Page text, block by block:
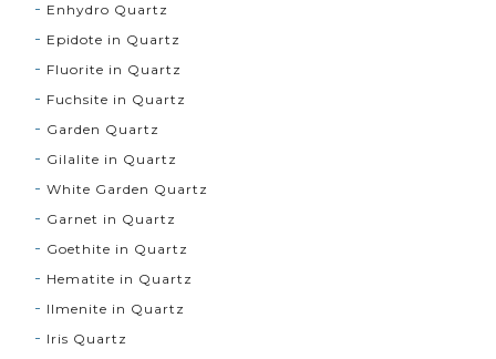
Enhydro Quartz
Epidote in Quartz
Fluorite in Quartz
Fuchsite in Quartz
Garden Quartz
Gilalite in Quartz
White Garden Quartz
Garnet in Quartz
Goethite in Quartz
Hematite in Quartz
Ilmenite in Quartz
Iris Quartz